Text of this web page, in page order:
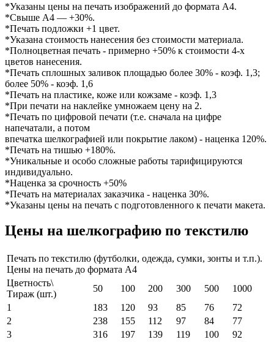
*Указаны цены на печать изображений до формата А4.
*Свыше А4 — +30%.
*Печать подложки +1 цвет.
*Указана стоимость нанесения без стоимости материала.
*Полноцветная печать - примерно +50% к стоимости 4-х
цветов нанесения.
*Печать сплошных заливок площадью более 30% - коэф. 1,3;
более 50% - коэф. 1,6
*Печать на пластике, коже или кожзаме - коэф. 1,3
*При печати на наклейке умножаем цену на 2.
*Печать по цифровой печати (т.е. сначала на цифре
напечатали, а потом
впечатка шелкографией или покрытие лаком) - наценка 120%.
*Печать на тишью +180%.
*Уникальные и особо сложные работы тарифицируются
индивидуально.
*Наценка за срочность +50%
*Печать на материалах заказчика - наценка 30%.
*Указаны цены на печать с подготовленного к печати макета.
Цены на шелкографию по текстилю
Печать по текстилю (футболки, одежда, сумки, зонты и т.п.).
Цены на печать до формата А4
Цветность\
Тираж (шт.)
50 100 200 300 500
1000
1
183 120 93 85 76
72
2
238 155 112 97 84
77
3
316 197 139 119 100
92